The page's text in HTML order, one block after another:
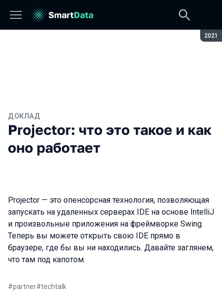
2021
ДОКЛАД
Projector: что это такое и как
оно работает
Projector — это опенсорсная технология, позволяющая
запускать на удаленных серверах IDE на основе IntelliJ
и произвольные приложения на фреймворке Swing.
Теперь вы можете открыть свою IDE прямо в
браузере, где бы вы ни находились. Давайте заглянем,
что там под капотом.
#partner#techtalk